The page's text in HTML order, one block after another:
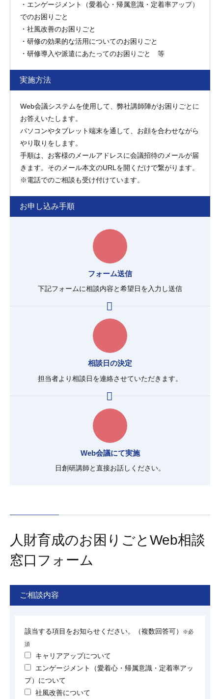
・エンゲージメント（愛着心・帰属意識・定着率アップ）
でのお困りごと
・社風改善のお困りごと
・研修の効果的な活用についてのお困りごと
・研修導入や派遣にあたってのお困りごと 等
実施方法
Web会議システムを使用して、弊社講師陣がお困りごとに
お答えいたします。
パソコンやタブレット端末を通して、お顔を合わせながら
やり取りをします。
手順は、お客様のメールアドレスに会議招待のメールが届
きます。そのメール本文のURLを開くだけで繋がります。
※電話でのご相談も受け付けています。
お申し込み手順
フォーム送信
下記フォームに相談内容と希望日を入力し送信
相談日の決定
担当者より相談日を連絡させていただきます。
Web会議にて実施
日創研講師と直接お話しください。
人財育成のお困りごとWeb相談
窓口フォーム
ご相談内容
該当する項目をお知らせください。（複数回答可） ※必
須
キャリアアップについて
エンゲージメント（愛着心・帰属意識・定着率アッ
プ）について
社風改善について